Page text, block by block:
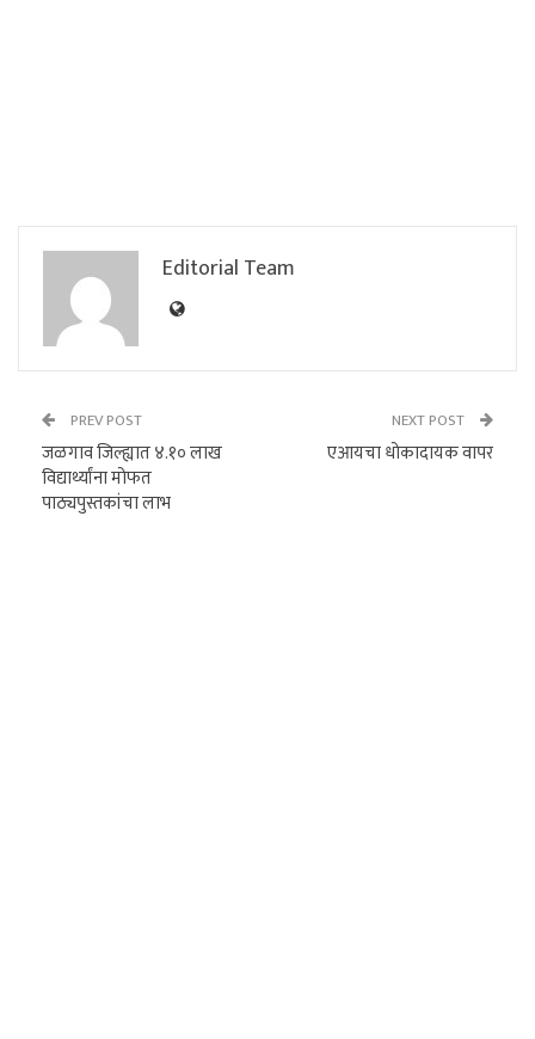
Editorial Team
PREV POST
जळगाव जिल्ह्यात ४.१० लाख
विद्यार्थ्यांना मोफत
पाठ्यपुस्तकांचा लाभ
NEXT POST
एआयचा धोकादायक वापर